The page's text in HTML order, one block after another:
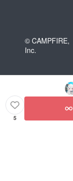
© CAMPFIRE,
Inc.
5